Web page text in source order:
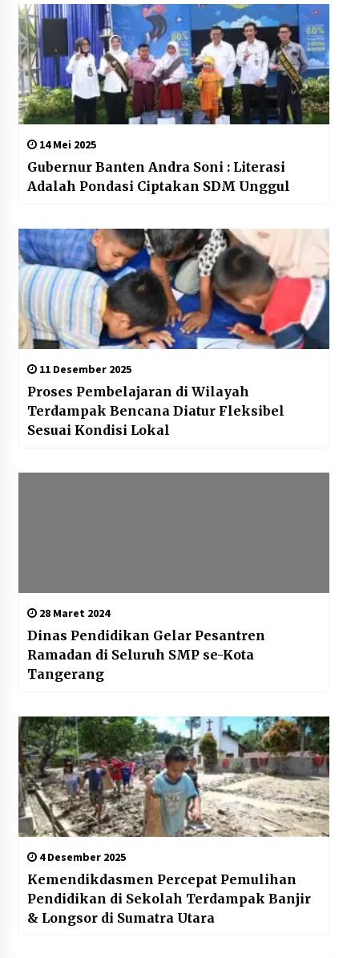
14 Mei 2025
Gubernur Banten Andra Soni : Literasi
Adalah Pondasi Ciptakan SDM Unggul
11 Desember 2025
Proses Pembelajaran di Wilayah
Terdampak Bencana Diatur Fleksibel
Sesuai Kondisi Lokal
28 Maret 2024
Dinas Pendidikan Gelar Pesantren
Ramadan di Seluruh SMP se-Kota
Tangerang
4 Desember 2025
Kemendikdasmen Percepat Pemulihan
Pendidikan di Sekolah Terdampak Banjir
& Longsor di Sumatra Utara